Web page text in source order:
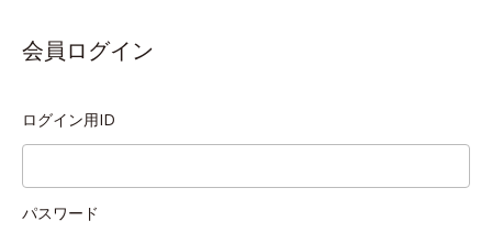
会員ログイン
ログイン用ID
パスワード